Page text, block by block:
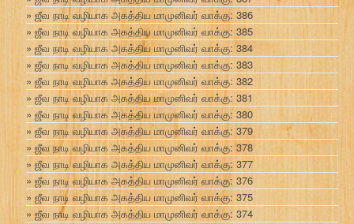
ஜீவ நாடி வழியாக அகத்திய மாமுனிவர் வாக்கு: 386
ஜீவ நாடி வழியாக அகத்திய மாமுனிவர் வாக்கு: 385
ஜீவ நாடி வழியாக அகத்திய மாமுனிவர் வாக்கு: 384
ஜீவ நாடி வழியாக அகத்திய மாமுனிவர் வாக்கு: 383
ஜீவ நாடி வழியாக அகத்திய மாமுனிவர் வாக்கு: 382
ஜீவ நாடி வழியாக அகத்திய மாமுனிவர் வாக்கு: 381
ஜீவ நாடி வழியாக அகத்திய மாமுனிவர் வாக்கு: 380
ஜீவ நாடி வழியாக அகத்திய மாமுனிவர் வாக்கு: 379
ஜீவ நாடி வழியாக அகத்திய மாமுனிவர் வாக்கு: 378
ஜீவ நாடி வழியாக அகத்திய மாமுனிவர் வாக்கு: 377
ஜீவ நாடி வழியாக அகத்திய மாமுனிவர் வாக்கு: 376
ஜீவ நாடி வழியாக அகத்திய மாமுனிவர் வாக்கு: 375
ஜீவ நாடி வழியாக அகத்திய மாமுனிவர் வாக்கு: 374